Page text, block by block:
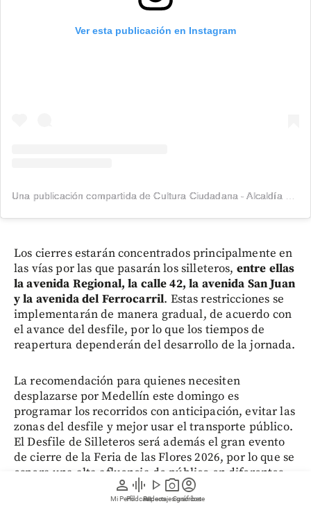
person
Mi Perfil
graphic_eq
Pódcast
play_arrow
Videos
photo_camera
Reportajes gráficos
account_circle
Suscríbete
Ver esta publicación en Instagram
Una publicación compartida de Cultura Ciudadana - Alcaldía de Medellín (@cultura.med)
Los cierres estarán concentrados principalmente en
las vías por las que pasarán los silleteros, entre ellas
la avenida Regional, la calle 42, la avenida San Juan
y la avenida del Ferrocarril. Estas restricciones se
implementarán de manera gradual, de acuerdo con
el avance del desfile, por lo que los tiempos de
reapertura dependerán del desarrollo de la jornada.
La recomendación para quienes necesiten
desplazarse por Medellín este domingo es
programar los recorridos con anticipación, evitar las
zonas del desfile y mejor usar el transporte público.
El Desfile de Silleteros será además el gran evento
de cierre de la Feria de las Flores 2026, por lo que se
espera una alta afluencia de público en diferentes
puntos de la ciudad.